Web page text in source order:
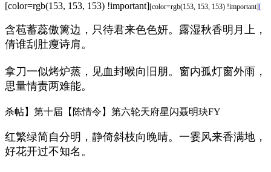
[color=rgb(153, 153, 153) !important] [color=rgb(153, 153, 153) !important][
含苞蓄蕊傲篱边，只待君来色色妍。露湿秋香明月上，
倩谁刮肚瘦诗肩。
拿刀一似烤炉蒸，见血封喉向旧朋。窗内孤灯窗外雨，
思量情责两难能。
杀帖】第十届【陈情令】第六轮天府星闪聂明玦FY
红繁绿简自分明，静倚斜枝向晚晴。一霎风来香满地，
好花开过不知名。